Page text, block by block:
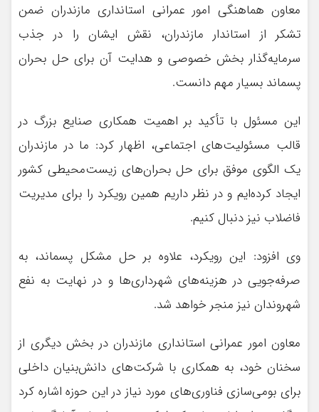
معاون هماهنگی امور عمرانی استانداری مازندران ضمن
تشکر از استاندار مازندران، نقش ایشان را در جذب
سرمایه‌گذار بخش خصوصی و هدایت آن برای حل بحران
پسماند بسیار مهم دانست.
این مسئول با تأکید بر اهمیت همکاری صنایع بزرگ در
قالب مسئولیت‌های اجتماعی، اظهار کرد: ما در مازندران
یک الگوی موفق برای حل بحران‌های زیست‌محیطی کشور
ایجاد کرده‌ایم و در نظر داریم همین رویکرد را برای مدیریت
فاضلاب نیز دنبال کنیم.
وی افزود: این رویکرد، علاوه بر حل مشکل پسماند، به
صرفه‌جویی در هزینه‌های شهرداری‌ها و در نهایت به نفع
شهروندان نیز منجر خواهد شد.
معاون امور عمرانی استانداری مازندران در بخش دیگری از
سخنان خود، به همکاری با شرکت‌های دانش‌بنیان داخلی
برای بومی‌سازی فناوری‌های مورد نیاز در این حوزه اشاره کرد